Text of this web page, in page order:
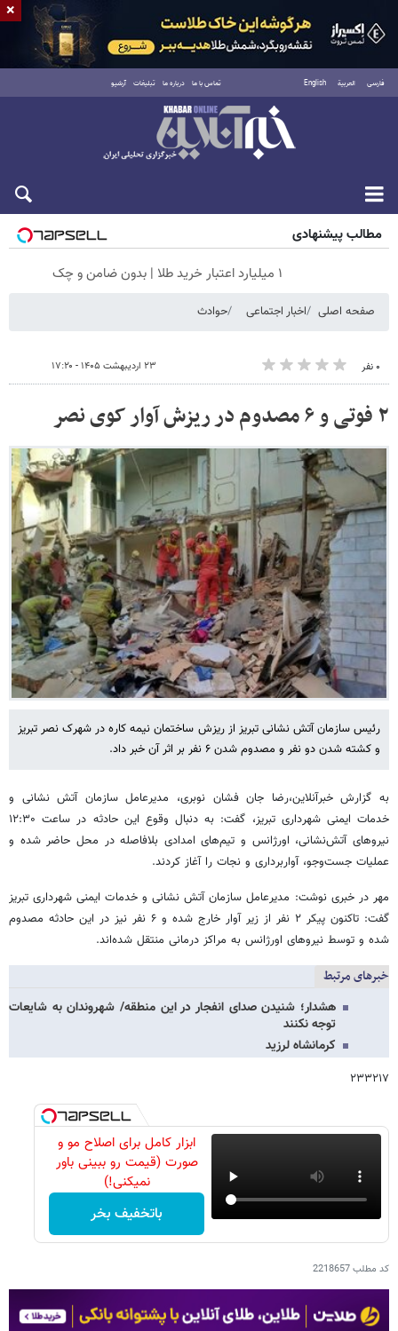
فارسی العربية English تماس با ما درباره ما تبلیغات آرشیو
جمعه ۱۶ مرداد ۱۴۰۵
مطالب پیشنهادی
۱ میلیارد اعتبار خرید طلا | بدون ضامن و چک
صفحه اصلی اخبار اجتماعی حوادث
۰ نفر ۲۳ اردیبهشت ۱۴۰۵ - ۱۷:۲۰
۲ فوتی و ۶ مصدوم در ریزش آوار کوی نصر
رئیس سازمان آتش نشانی تبریز از ریزش ساختمان نیمه کاره در شهرک نصر تبریز
و کشته شدن دو نفر و مصدوم شدن ۶ نفر بر اثر آن خبر داد.
به گزارش خبرآنلاین،رضا جان فشان نوبری، مدیرعامل سازمان آتش نشانی و
خدمات ایمنی شهرداری تبریز، گفت: به دنبال وقوع این حادثه در ساعت ۱۲:۳۰
نیروهای آتش‌نشانی، اورژانس و تیم‌های امدادی بلافاصله در محل حاضر شده و
عملیات جست‌وجو، آواربرداری و نجات را آغاز کردند.
مهر در خبری نوشت: مدیرعامل سازمان آتش نشانی و خدمات ایمنی شهرداری تبریز
گفت: تاکنون پیکر ۲ نفر از زیر آوار خارج شده و ۶ نفر نیز در این حادثه مصدوم
شده و توسط نیروهای اورژانس به مراکز درمانی منتقل شده‌اند.
خبرهای مرتبط
هشدار؛ شنیدن صدای انفجار در این منطقه/ شهروندان به شایعات
توجه نکنند
کرمانشاه لرزید
۲۳۳۲۱۷
ابزار کامل برای اصلاح مو و
صورت (قیمت رو ببینی باور
نمیکنی!)
باتخفیف بخر
کد مطلب2218657
×